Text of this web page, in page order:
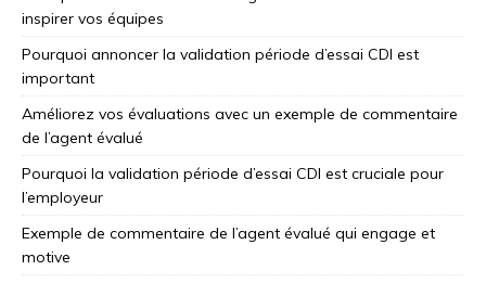
inspirer vos équipes
Pourquoi annoncer la validation période d’essai CDI est
important
Améliorez vos évaluations avec un exemple de commentaire
de l’agent évalué
Pourquoi la validation période d’essai CDI est cruciale pour
l’employeur
Exemple de commentaire de l’agent évalué qui engage et
motive